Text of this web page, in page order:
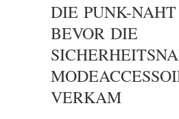
DIE PUNK-
BEVOR DIE
VERKAM